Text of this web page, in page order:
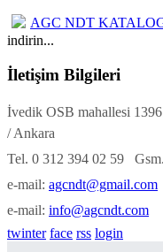
AGC NDT
indirin...
İletişim Bilgileri
İvedik OSB mahallesi
/ Ankara
Tel. 0 312 394 02 59
e-mail: agcndt@gmail.com
e-mail: info@agcndt.com
twinter face rss login